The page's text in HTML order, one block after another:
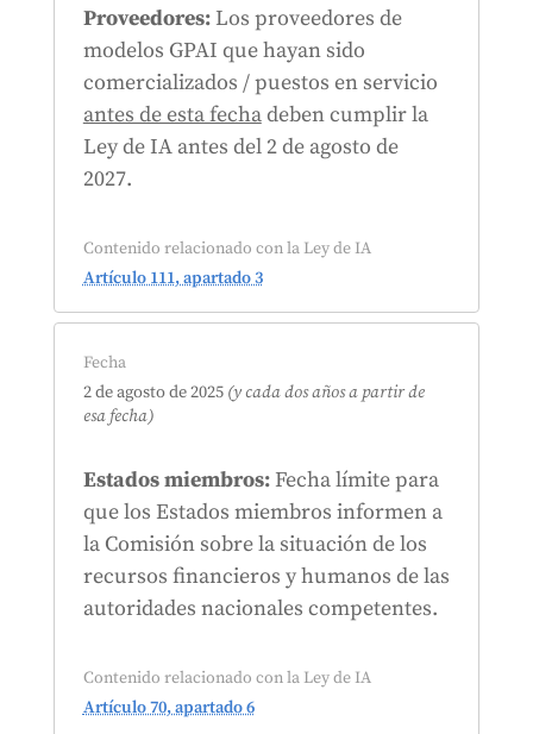
Proveedores:Los proveedores de
modelos GPAI que hayan sido
comercializados / puestos en servicio
antes de esta fechadeben cumplir la
Ley de IA antes del 2 de agosto de
2027.
Contenido relacionado con la Ley de IA
Artículo 111, apartado 3
Fecha
2 de agosto de 2025 (y cada dos años a partir de
esa fecha)
Estados miembros:Fecha límite para
que los Estados miembros informen a
la Comisión sobre la situación de los
recursos financieros y humanos de las
autoridades nacionales competentes.
Contenido relacionado con la Ley de IA
Artículo 70, apartado 6